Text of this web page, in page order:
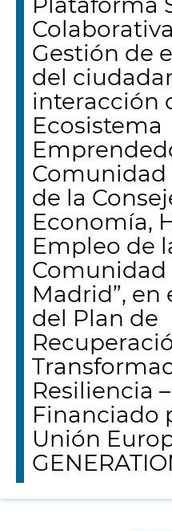
Gestión de
del
interacción
Ecosistema
Comunidad
de la
Economía,
Empleo de
Comunidad
Madrid”,
del Plan de
Resiliencia –
Financiado
Unión